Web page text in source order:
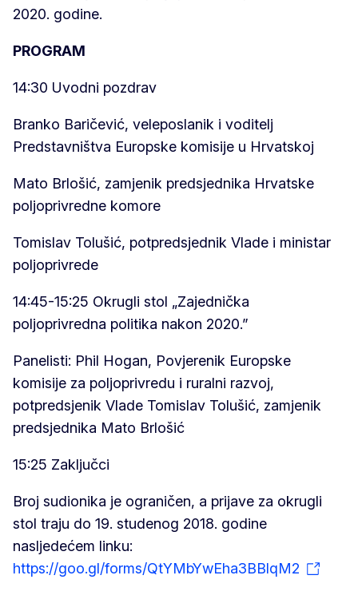
2020. godine.
PROGRAM
14:30 Uvodni pozdrav
Branko Baričević, veleposlanik i voditelj
Predstavništva Europske komisije u Hrvatskoj
Mato Brlošić, zamjenik predsjednika Hrvatske
poljoprivredne komore
Tomislav Tolušić, potpredsjednik Vlade i ministar
poljoprivrede
14:45-15:25 Okrugli stol „Zajednička
poljoprivredna politika nakon 2020.”
Panelisti: Phil Hogan, Povjerenik Europske
komisije za poljoprivredu i ruralni razvoj,
potpredsjenik Vlade Tomislav Tolušić, zamjenik
predsjednika Mato Brlošić
15:25 Zaključci
Broj sudionika je ograničen, a prijave za okrugli
stol traju do 19. studenog 2018. godine
nasljedećem linku:
https://goo.gl/forms/QtYMbYwEha3BBlqM2